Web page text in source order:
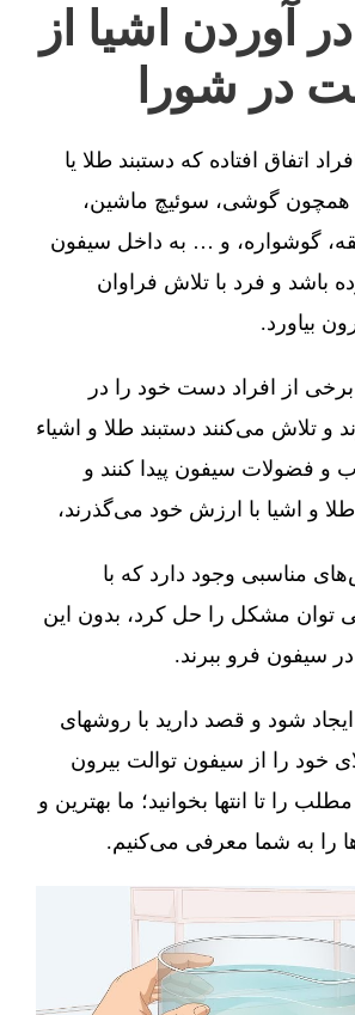
آوردن اشیا از
در شورا
اتفاق افتاده که دستبند طلا یا
همچون گوشی، سوئیچ ماشین،
گوشواره، و … به داخل سیفون
باشد و فرد با تلاش فراوان
بیاورد.
از افراد دست خود را در
و تلاش می‌کنند دستبند طلا و اشیاء
و فضولات سیفون پیدا کنند و
و اشیا با ارزش خود می‌گذرند،
مناسبی وجود دارد که با
می توان مشکل را حل کرد، بدون این
سیفون فرو ببرند.
شود و قصد دارید با روشهای
خود را از سیفون توالت بیرون
مطلب را تا انتها بخوانید؛ ما بهترین و
را به شما معرفی می‌کنیم.